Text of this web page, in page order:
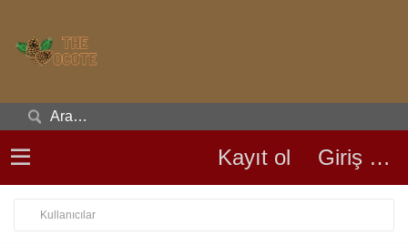
Kayıt ol Giriş yap
Kullanıcılar